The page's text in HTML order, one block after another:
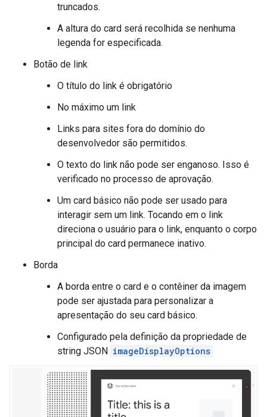
truncados.
A altura do card será recolhida se nenhuma
legenda for especificada.
Botão de link
O título do link é obrigatório
No máximo um link
Links para sites fora do domínio do
desenvolvedor são permitidos.
O texto do link não pode ser enganoso. Isso é
verificado no processo de aprovação.
Um card básico não pode ser usado para
interagir sem um link. Tocando em o link
direciona o usuário para o link, enquanto o corpo
principal do card permanece inativo.
Borda
A borda entre o card e o contêiner da imagem
pode ser ajustada para personalizar a
apresentação do seu card básico.
Configurado pela definição da propriedade de
string JSON imageDisplayOptions